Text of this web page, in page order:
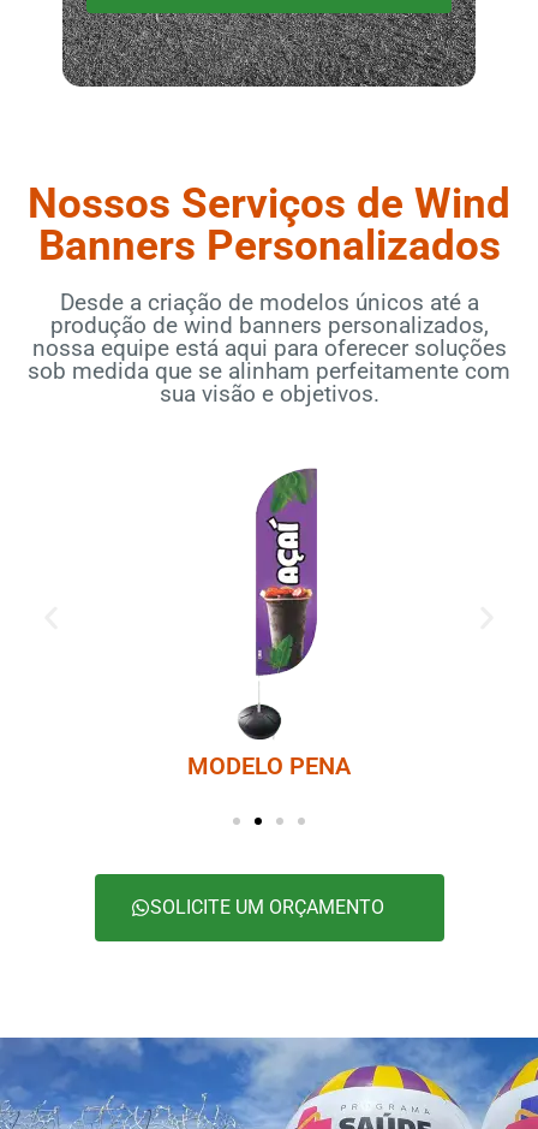
Nossos Serviços de Wind
Banners Personalizados
Desde a criação de modelos únicos até a
produção de wind banners personalizados,
nossa equipe está aqui para oferecer soluções
sob medida que se alinham perfeitamente com
sua visão e objetivos.
MODELO PENA
SOLICITE UM ORÇAMENTO